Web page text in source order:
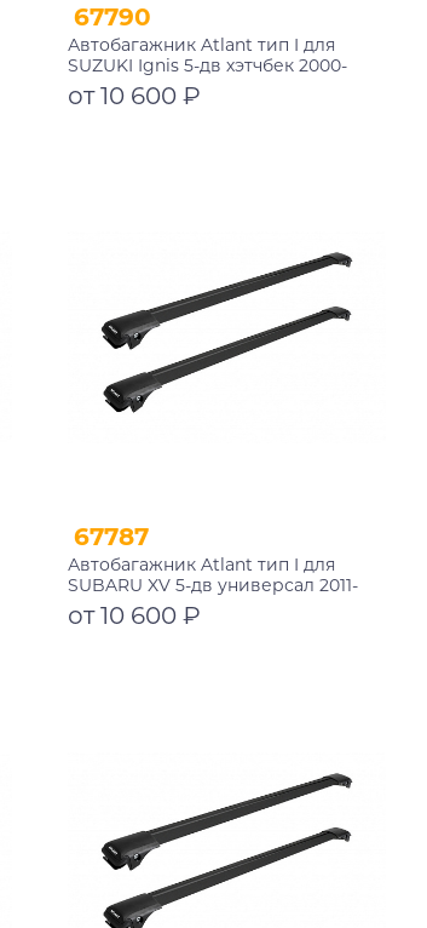
67790
Автобагажник Atlant тип I для
SUZUKI Ignis 5-дв хэтчбек 2000-
2006, 2003-2008 рейлинги черные
дуги 850/850 мм 10002+11114+11114
от 10 600 ₽
67787
Автобагажник Atlant тип I для
SUBARU XV 5-дв универсал 2011-
2017, 2017-2021 рейлинги черные
дуги 910/850 мм 10002+11115+11114
от 10 600 ₽